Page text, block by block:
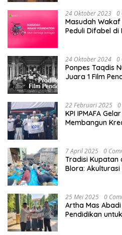
24 Oktober 2023 0
Masudah Wakaf
Peduli Difabel di
24 Oktober 2024 0
Ponpes Taqdis
Juara 1 Film
22 Februari 2025
KPI IPMAFA
Membangun
7 April 2025 0
Tradisi Kupatan
Blora:
25 Mei 2025 0
Artha Mas
Pendidikan